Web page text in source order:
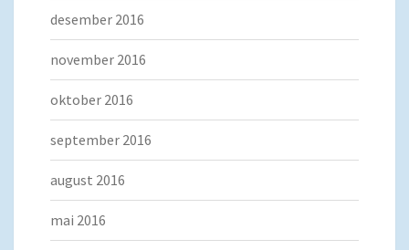
desember 2016
november 2016
oktober 2016
september 2016
august 2016
mai 2016